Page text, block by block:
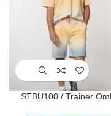
STBU100 / Trainer